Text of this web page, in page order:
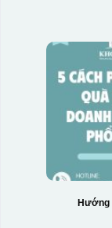
Hướng